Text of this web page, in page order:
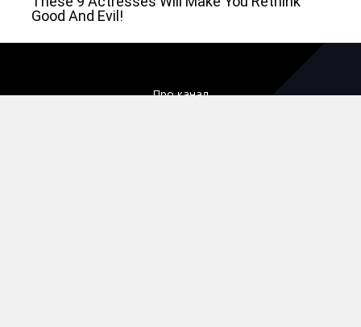
Про канал